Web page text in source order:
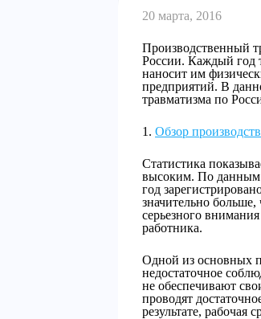
20 марта, 2016
Производственный
России. Каждый год
наносит им
предприятий. В
травматизма по
Обзор
Статистика
высоким. По данным
год
значительно больше,
серьезного
работника.
Одной из основных
недостаточное
не обеспечивают
проводят
результате, рабочая